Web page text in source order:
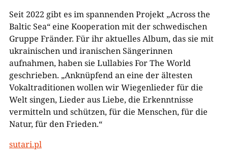
Seit 2022 gibt es im spannenden Projekt „Across the
Baltic Sea“ eine Kooperation mit der schwedischen
Gruppe Fränder. Für ihr aktuelles Album, das sie mit
ukrainischen und iranischen Sängerinnen
aufnahmen, haben sie Lullabies For The World
geschrieben. „Anknüpfend an eine der ältesten
Vokaltraditionen wollen wir Wiegenlieder für die
Welt singen, Lieder aus Liebe, die Erkenntnisse
vermitteln und schützen, für die Menschen, für die
Natur, für denFrieden.“
sutari.pl